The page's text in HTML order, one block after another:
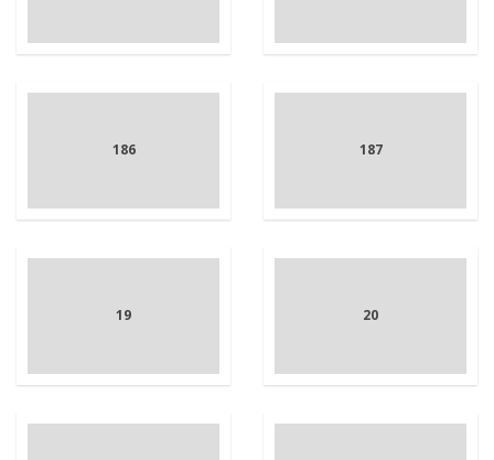
186 187
19 20